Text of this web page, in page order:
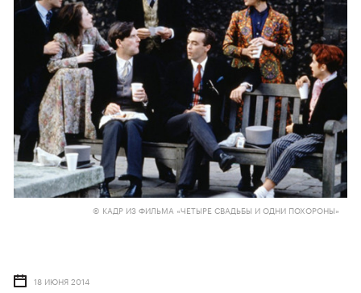
© КАДР ИЗ ФИЛЬМА «ЧЕТЫРЕ СВАДЬБЫ И ОДНИ ПОХОРОНЫ»
18 ИЮНЯ 2014